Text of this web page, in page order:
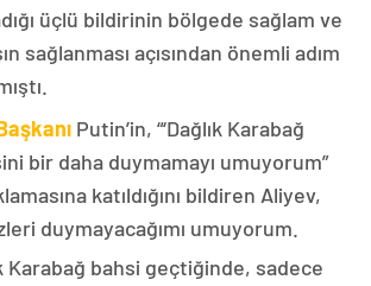
üçlü bildirinin bölgede sağlam ve
sağlanması açısından önemli adım
Putin’in, “‘Dağlık Karabağ
bir daha duymamayı umuyorum”
katıldığını bildiren Aliyev,
duymayacağımı umuyorum.
Karabağ bahsi geçtiğinde, sadece